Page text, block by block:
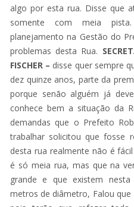
algo por esta rua. Disse que
somente com meia
planejamento na Gestão do
problemas desta Rua.
FISCHER – disse quer sempre
dez quinze anos, parte da
porque senão alguém já
conhece bem a situação da
demandas que o Prefeito
trabalhar solicitou que fosse
desta rua realmente não é
é só meia rua, mas que na
grande e que existem
metros de diâmetro, Falou